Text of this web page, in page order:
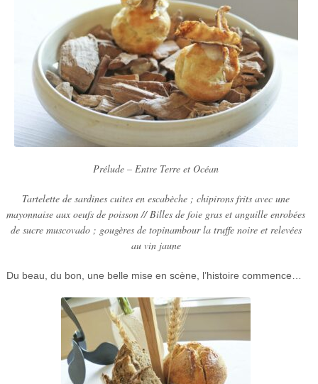
Prélude – Entre Terre et Océan
Tartelette de sardines cuites en escabèche ; chipirons frits avec une
mayonnaise aux oeufs de poisson // Billes de foie gras et anguille enrobées
de sucre muscovado ; gougères de topinambour la truffe noire et relevées
au vin jaune
Du beau, du bon, une belle mise en scène, l’histoire commence…